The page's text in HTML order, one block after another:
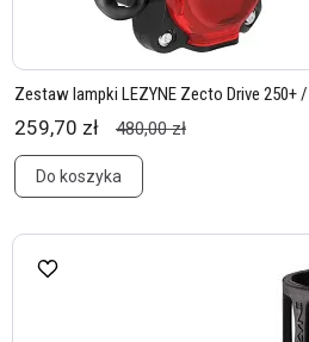
Zestaw lampki LEZYNE Zecto Drive 250+
259,70 zł 480,00 zł
Do koszyka